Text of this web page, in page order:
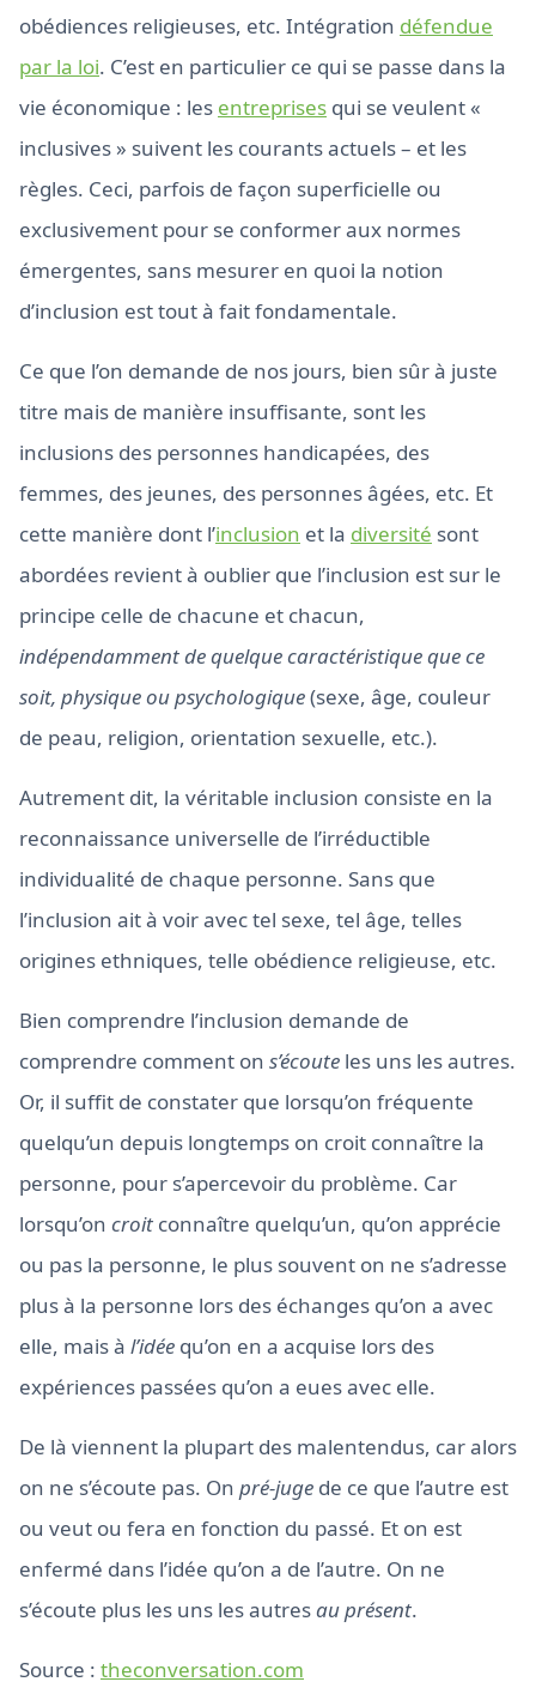
obédiences religieuses, etc. Intégration défendue
par la loi. C’est en particulier ce qui se passe dans la
vie économique : les entreprises qui se veulent «
inclusives » suivent les courants actuels – et les
règles. Ceci, parfois de façon superficielle ou
exclusivement pour se conformer aux normes
émergentes, sans mesurer en quoi la notion
d’inclusion est tout à fait fondamentale.
Ce que l’on demande de nos jours, bien sûr à juste
titre mais de manière insuffisante, sont les
inclusions des personnes handicapées, des
femmes, des jeunes, des personnes âgées, etc. Et
cette manière dont l’inclusion et la diversité sont
abordées revient à oublier que l’inclusion est sur le
principe celle de chacune et chacun,
indépendamment de quelque caractéristique que ce
soit, physique ou psychologique(sexe, âge, couleur
de peau, religion, orientation sexuelle, etc.).
Autrement dit, la véritable inclusion consiste en la
reconnaissance universelle de l’irréductible
individualité de chaque personne. Sans que
l’inclusion ait à voir avec tel sexe, tel âge, telles
origines ethniques, telle obédience religieuse, etc.
Bien comprendre l’inclusion demande de
comprendre comment on s’écoute les uns les autres.
Or, il suffit de constater que lorsqu’on fréquente
quelqu’un depuis longtemps on croit connaître la
personne, pour s’apercevoir du problème. Car
lorsqu’on croit connaître quelqu’un, qu’on apprécie
ou pas la personne, le plus souvent on ne s’adresse
plus à la personne lors des échanges qu’on a avec
elle, mais à l’idée qu’on en a acquise lors des
expériences passées qu’on a eues avec elle.
De là viennent la plupart des malentendus, car alors
on ne s’écoute pas. On pré-juge de ce que l’autre est
ou veut ou fera en fonction du passé. Et on est
enfermé dans l’idée qu’on a de l’autre. On ne
s’écoute plus les uns les autresau présent.
Source : theconversation.com